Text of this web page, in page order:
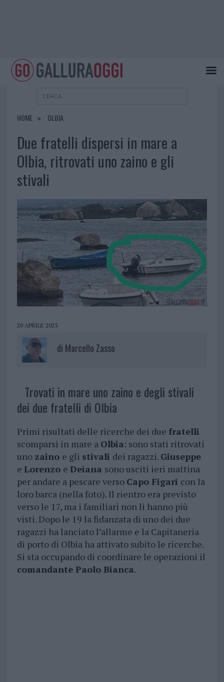
HOME OLBIA
Due fratelli dispersi in mare a
Olbia, ritrovati uno zaino e gli
stivali
20 APRILE 2025
di Marcello Zasso
Trovati in mare uno zaino e degli stivali
dei due fratelli di Olbia
Primi risultati delle ricerche dei due fratelli
scomparsi in mare a Olbia: sono stati ritrovati
uno zaino e gli stivali dei ragazzi. Giuseppe
e Lorenzo e Deiana sono usciti ieri mattina
per andare a pescare verso Capo Figari con la
loro barca (nella foto). Il rientro era previsto
verso le 17, ma i familiari non li hanno più
visti. Dopo le 19 la fidanzata di uno dei due
ragazzi ha lanciato l’allarme e la Capitaneria
di porto di Olbia ha attivato subito le ricerche.
Si sta occupando di coordinare le operazioni il
comandante Paolo Bianca.